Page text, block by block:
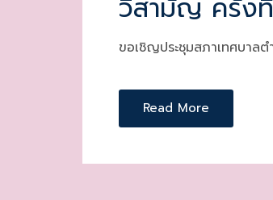
E
D
วิสามัญ ครั้ง
ขอเชิญประชุมสภาเทศบา
Read More